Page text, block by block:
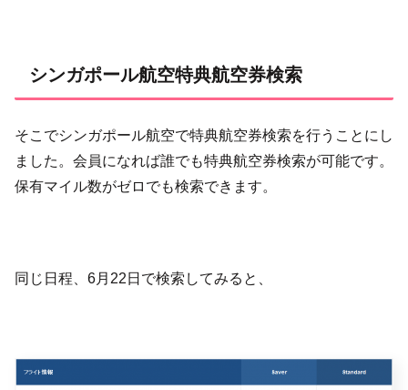
シンガポール航空特典航空券検索
そこでシンガポール航空で特典航空券検索を行うことにし
ました。会員になれば誰でも特典航空券検索が可能です。
保有マイル数がゼロでも検索できます。
同じ日程、6月22日で検索してみると、